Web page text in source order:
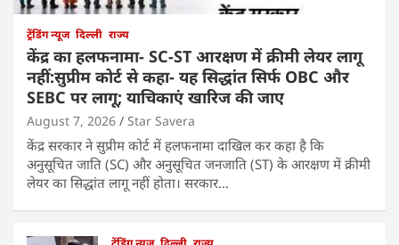
ट्रेंडिंग न्यूज दिल्ली राज्य
केंद्र का हलफनामा- SC-ST आरक्षण में क्रीमी लेयर लागू
नहीं:सुप्रीम कोर्ट से कहा- यह सिद्धांत सिर्फ OBC और
SEBC पर लागू; याचिकाएं खारिज की जाए
August 7, 2026 Star Savera
केंद्र सरकार ने सुप्रीम कोर्ट में हलफनामा दाखिल कर कहा है कि
अनुसूचित जाति (SC) और अनुसूचित जनजाति (ST) के आरक्षण में क्रीमी
लेयर का सिद्धांत लागू नहीं होता। सरकार…